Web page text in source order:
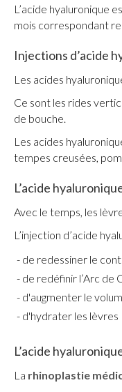
L’acide hyaluronique
mois correspondant
Injections d’acide
Les acides
Ce sont les rides
de bouche.
Les acides
tempes creusées,
L’acide
Avec le temps, les
L’injection d’acide
de redessiner le
de redéfinir l’Arc de
d'augmenter le
d'hydrater les lèvres
L’acide
La rhinoplastie